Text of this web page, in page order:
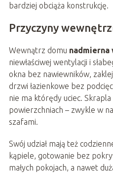
bardziej obciąża konstrukcję.
Przyczyny
Wewnątrz domu nadmierna
niewłaściwej wentylacji i
okna bez nawiewników,
drzwi łazienkowe bez
nie ma którędy uciec. Skrapla
powierzchniach – zwykle w
szafami.
Swój udział mają też
kąpiele, gotowanie bez
małych pokojach, a nawet